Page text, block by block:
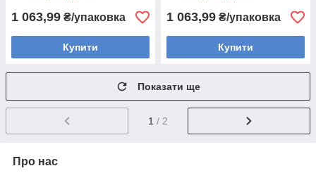
1 063,99 ₴/упаковка
Купити
1 063,99 ₴/упаковка
Купити
Показати ще
1 / 2
Про нас